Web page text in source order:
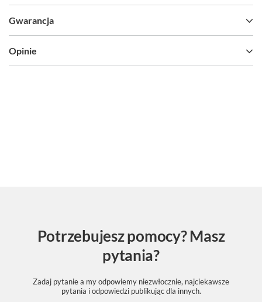
Gwarancja
Opinie
Potrzebujesz pomocy? Masz
pytania?
Zadaj pytanie a my odpowiemy niezwłocznie, najciekawsze
pytania i odpowiedzi publikując dla innych.